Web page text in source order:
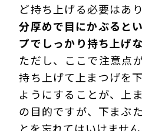
ど持ち上げる必要はあ
分厚めで目にかぶると
プでしっかり持ち上げ
ただし、ここで注意点
持ち上げて上まつげを
ようにすることが、上
の目的ですが、下まぶ